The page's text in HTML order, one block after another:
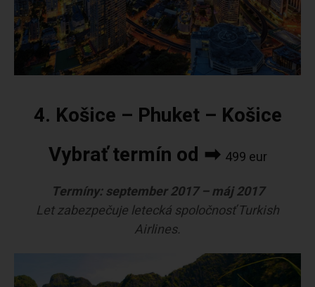
4. Košice – Phuket – Košice
Vybrať termín od ➡ 499 eur
Termíny: september 2017 – máj 2017
Let zabezpečuje letecká spoločnosť Turkish
Airlines.